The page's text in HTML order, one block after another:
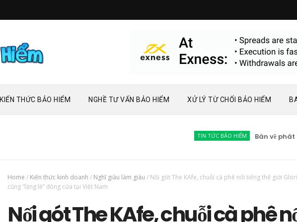
KIẾN THỨC BẢO HIỂM NGHỀ TƯ VẤN BẢO HIỂM XỬ LÝ TỪ CHỐI BẢO HIỂM
TIN TỨC BẢO HIỂM Bàn về phát triển
Home / Kiến thức kinh doanh / Nghĩ giàu làm giàu / Nối gót The KAfe, chuỗi cà phê nổi tiếng thế giới
cũng “lặng lẽ” đóng cửa tại Việt Nam
Nối gót The KAfe, chuỗi cà phê